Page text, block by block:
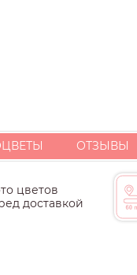
ОТЗЫВЫ
цветов
доставкой